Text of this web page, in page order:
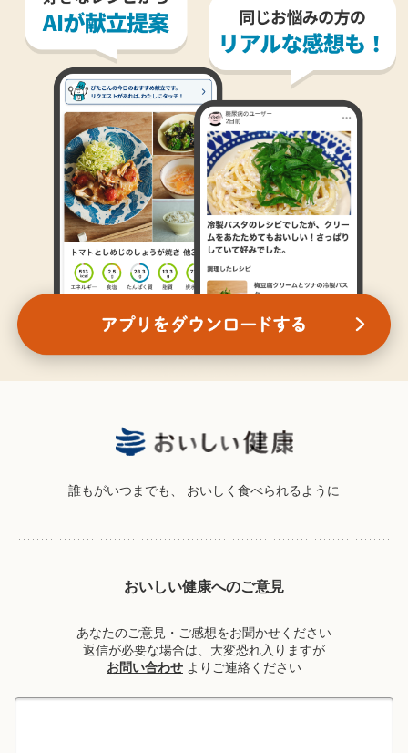
誰もがいつまでも、 おいしく食べられるように
おいしい健康へのご意見
あなたのご意見・ご感想をお聞かせください
返信が必要な場合は、大変恐れ入りますが
お問い合わせ よりご連絡ください